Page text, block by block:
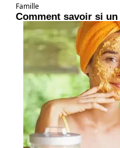
Famille
Comment savoir si